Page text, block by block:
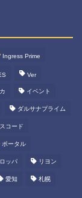
Ingress Prime
Ver
イベント
ダルサナプライム
コード
ポータル
ッパ リヨン
愛知 札幌